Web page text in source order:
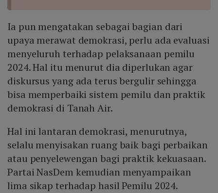
Ia pun mengatakan sebagai bagian dari
upaya merawat demokrasi, perlu ada evaluasi
menyeluruh terhadap pelaksanaan pemilu
2024. Hal itu menurut dia diperlukan agar
diskursus yang ada terus bergulir sehingga
bisa memperbaiki sistem pemilu dan praktik
demokrasi di Tanah Air.
Hal ini lantaran demokrasi, menurutnya,
selalu menyisakan ruang baik bagi perbaikan
atau penyelewengan bagi praktik kekuasaan.
Partai NasDem kemudian menyampaikan
lima sikap terhadap hasil Pemilu 2024.